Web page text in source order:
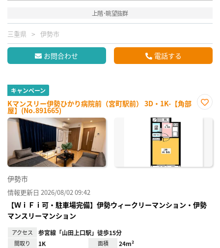
上階･眺望抜群
三重県 伊勢市
お問合わせ 電話する
キャンペーン
Kマンスリー伊勢ひかり病院前（宮町駅前） 3D・1K-【角部
屋】(No.891665)
に入
伊勢市
情報更新日 2026/08/02 09:42
【ＷｉＦｉ可・駐車場完備】伊勢ウィークリーマンション・伊勢
マンスリーマンション
アクセス 参宮線「山田上口駅」徒歩15分
間取り 1K 面積 24m²